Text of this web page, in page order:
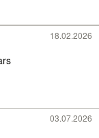
18.02.2026
03.07.2026